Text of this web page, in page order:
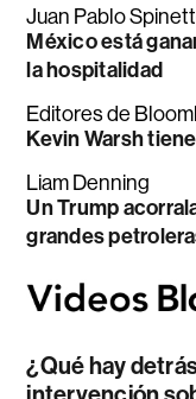
Juan Pablo
México está
la hospitalidad
Editores de
Kevin Warsh
Liam Denning
Un Trump
grandes
¿Qué hay